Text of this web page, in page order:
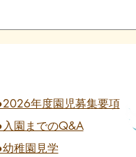
全学年
年度園児募集要項
入園までのQ&A
幼稚園見学